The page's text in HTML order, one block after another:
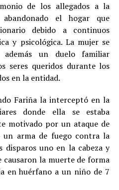
de los allegados a la
el hogar que
debido a continuos
y psicológica. La mujer se
además un duelo familiar
seres queridos durante los
en la entidad.
Fariña la interceptó en la
donde ella se estaba
motivado por un ataque de
un arma de fuego contra la
uno en la cabeza y
la muerte de forma
en huérfano a un niño de 7